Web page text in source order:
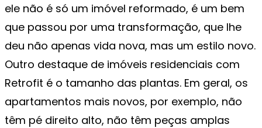
ele não é só um imóvel reformado, é um bem
que passou por uma transformação, que lhe
deu não apenas vida nova, mas um estilo novo.
Outro destaque de imóveis residenciais com
Retrofit é o tamanho das plantas. Em geral, os
apartamentos mais novos, por exemplo, não
têm pé direito alto, não têm peças amplas